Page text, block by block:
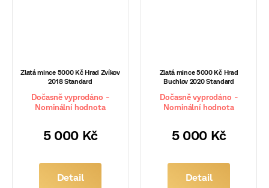
Zlatá mince 5000 Kč Hrad Zvíkov
2018 Standard
Dočasně vyprodáno -
Nominální hodnota
5 000 Kč
Detail
Zlatá mince 5000 Kč Hrad
Buchlov 2020 Standard
Dočasně vyprodáno -
Nominální hodnota
5 000 Kč
Detail